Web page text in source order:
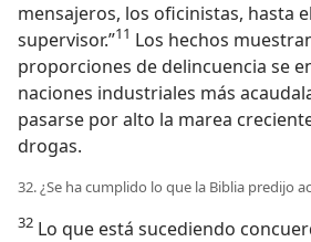
mensajeros, los oficinistas, hasta
supervisor.”11 Los hechos
proporciones de delincuencia se
naciones industriales más
pasarse por alto la marea
drogas.
32. ¿Se ha cumplido lo que la Biblia predijo
32 Lo que está sucediendo